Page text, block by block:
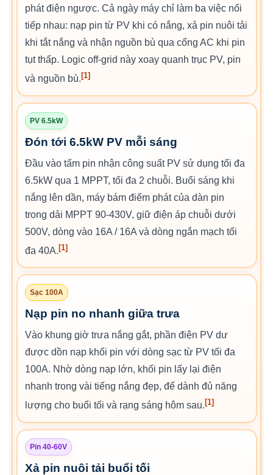
phát điện ngược. Cả ngày máy chỉ làm ba việc nối
tiếp nhau: nạp pin từ PV khi có nắng, xả pin nuôi tải
khi tắt nắng và nhận nguồn bù qua cổng AC khi pin
tụt thấp. Logic off-grid này xoay quanh trục PV, pin
và nguồn bù. [1]
PV 6.5kW
Đón tới 6.5kW PV mỗi sáng
Đầu vào tấm pin nhận công suất PV sử dụng tối đa
6.5kW qua 1 MPPT, tối đa 2 chuỗi. Buổi sáng khi
nắng lên dần, máy bám điểm phát của dàn pin
trong dải MPPT 90-430V, giữ điện áp chuỗi dưới
500V, dòng vào 16A / 16A và dòng ngắn mạch tối
đa 40A.[1]
Sạc 100A
Nạp pin no nhanh giữa trưa
Vào khung giờ trưa nắng gắt, phần điện PV dư
được dồn nạp khối pin với dòng sạc từ PV tối đa
100A. Nhờ dòng nạp lớn, khối pin lấy lại điện
nhanh trong vài tiếng nắng đẹp, để dành đủ năng
lượng cho buổi tối và rạng sáng hôm sau. [1]
Pin 40-60V
Xả pin nuôi tải buổi tối